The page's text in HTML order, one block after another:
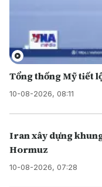
Tổng thống Mỹ tiết
10-08-2026, 08:11
Iran xây dựng
Hormuz
10-08-2026, 07:28